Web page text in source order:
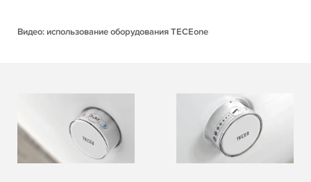
Видео: использование оборудования TECEone